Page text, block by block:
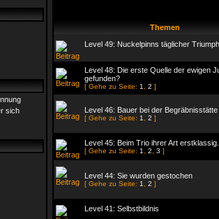
sich
Themen
Level 49: Nuckelpinns täglicher Triumph
Level 48: Die erste Quelle der ewigen
gefunden?
[ Gehe zu Seite: 1 2 ]
Level 46: Bauer bei der Begräbnisstätte
[ Gehe zu Seite: 1 2 ]
Level 45: Beim Trio ihrer Art erstklassig.
[ Gehe zu Seite: 1 2 3 ]
Level 44: Sie wurden gestochen
[ Gehe zu Seite: 1 2 ]
Level 41: Selbstbildnis